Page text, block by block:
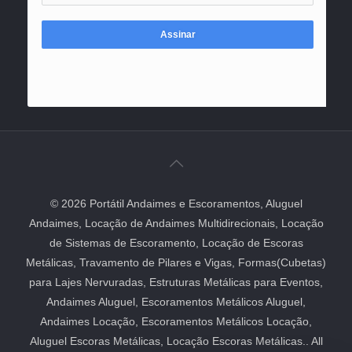
Assinar
© 2026 Portátil Andaimes e Escoramentos, Aluguel
Andaimes, Locação de Andaimes Multidirecionais, Locação
de Sistemas de Escoramento, Locação de Escoras
Metálicas, Travamento de Pilares e Vigas, Formas(Cubetas)
para Lajes Nervuradas, Estruturas Metálicas para Eventos,
Andaimes Aluguel, Escoramentos Metálicos Aluguel,
Andaimes Locação, Escoramentos Metálicos Locação,
Aluguel Escoras Metálicas, Locação Escoras Metálicas.. All